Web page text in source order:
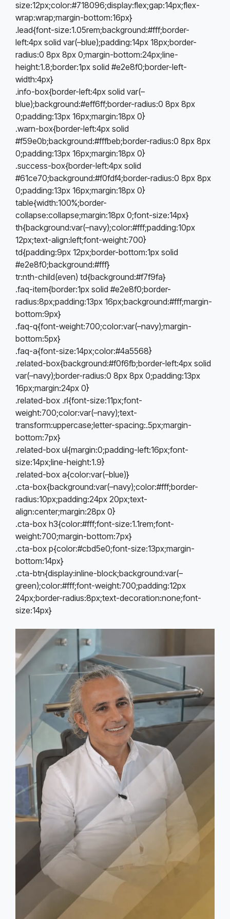
size:12px;color:#718096;display:flex;gap:14px;flex-
wrap:wrap;margin-bottom:16px}
.lead{font-size:1.05rem;background:#fff;border-
left:4px solid var(–blue);padding:14px 18px;border-
radius:0 8px 8px 0;margin-bottom:24px;line-
height:1.8;border:1px solid #e2e8f0;border-left-
width:4px}
.info-box{border-left:4px solid var(–
blue);background:#eff6ff;border-radius:0 8px 8px
0;padding:13px 16px;margin:18px 0}
.warn-box{border-left:4px solid
#f59e0b;background:#fffbeb;border-radius:0 8px 8px
0;padding:13px 16px;margin:18px 0}
.success-box{border-left:4px solid
#61ce70;background:#f0fdf4;border-radius:0 8px 8px
0;padding:13px 16px;margin:18px 0}
table{width:100%;border-
collapse:collapse;margin:18px 0;font-size:14px}
th{background:var(–navy);color:#fff;padding:10px
12px;text-align:left;font-weight:700}
td{padding:9px 12px;border-bottom:1px solid
#e2e8f0;background:#fff}
tr:nth-child(even) td{background:#f7f9fa}
.faq-item{border:1px solid #e2e8f0;border-
radius:8px;padding:13px 16px;background:#fff;margin-
bottom:9px}
.faq-q{font-weight:700;color:var(–navy);margin-
bottom:5px}
.faq-a{font-size:14px;color:#4a5568}
.related-box{background:#f0f6fb;border-left:4px solid
var(–navy);border-radius:0 8px 8px 0;padding:13px
16px;margin:24px 0}
.related-box .rl{font-size:11px;font-
weight:700;color:var(–navy);text-
transform:uppercase;letter-spacing:.5px;margin-
bottom:7px}
.related-box ul{margin:0;padding-left:16px;font-
size:14px;line-height:1.9}
.related-box a{color:var(–blue)}
.cta-box{background:var(–navy);color:#fff;border-
radius:10px;padding:24px 20px;text-
align:center;margin:28px 0}
.cta-box h3{color:#fff;font-size:1.1rem;font-
weight:700;margin-bottom:7px}
.cta-box p{color:#cbd5e0;font-size:13px;margin-
bottom:14px}
.cta-btn{display:inline-block;background:var(–
green);color:#fff;font-weight:700;padding:12px
24px;border-radius:8px;text-decoration:none;font-
size:14px}